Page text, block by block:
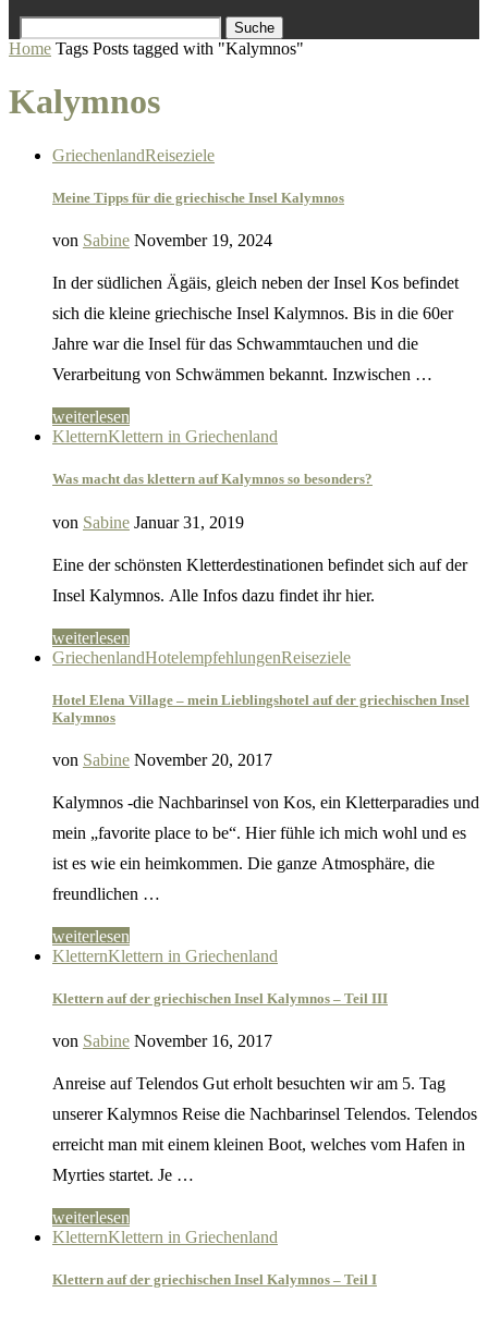
Suche
Home Tags Posts tagged with "Kalymnos"
Kalymnos
GriechenlandReiseziele
Meine Tipps für die griechische Insel Kalymnos
von Sabine November 19, 2024
In der südlichen Ägäis, gleich neben der Insel Kos befindet
sich die kleine griechische Insel Kalymnos. Bis in die 60er
Jahre war die Insel für das Schwammtauchen und die
Verarbeitung von Schwämmen bekannt. Inzwischen …
weiterlesen
KletternKlettern in Griechenland
Was macht das klettern auf Kalymnos so besonders?
von Sabine Januar 31, 2019
Eine der schönsten Kletterdestinationen befindet sich auf der
Insel Kalymnos. Alle Infos dazu findet ihr hier.
weiterlesen
GriechenlandHotelempfehlungenReiseziele
Hotel Elena Village – mein Lieblingshotel auf der griechischen Insel
Kalymnos
von Sabine November 20, 2017
Kalymnos -die Nachbarinsel von Kos, ein Kletterparadies und
mein „favorite place to be“. Hier fühle ich mich wohl und es
ist es wie ein heimkommen. Die ganze Atmosphäre, die
freundlichen …
weiterlesen
KletternKlettern in Griechenland
Klettern auf der griechischen Insel Kalymnos – Teil III
von Sabine November 16, 2017
Anreise auf Telendos Gut erholt besuchten wir am 5. Tag
unserer Kalymnos Reise die Nachbarinsel Telendos. Telendos
erreicht man mit einem kleinen Boot, welches vom Hafen in
Myrties startet. Je …
weiterlesen
KletternKlettern in Griechenland
Klettern auf der griechischen Insel Kalymnos – Teil I